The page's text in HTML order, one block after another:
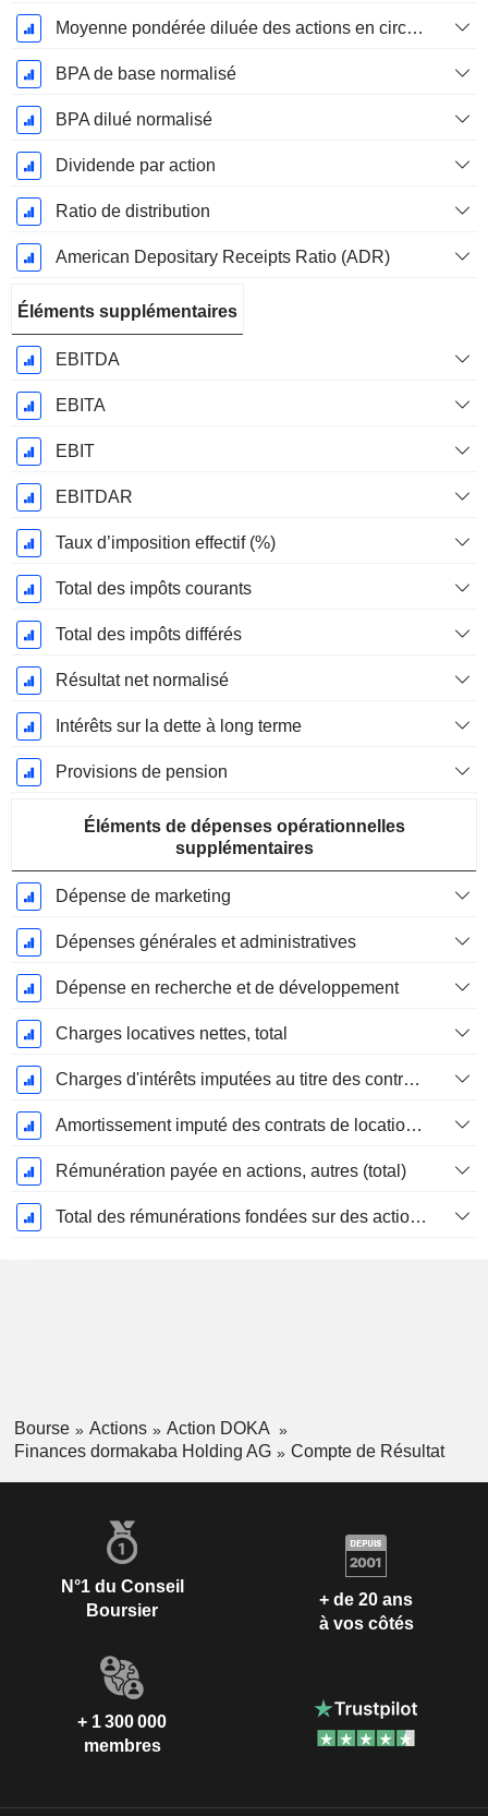
Moyenne pondérée diluée des actions en circulation
BPA de base normalisé
BPA dilué normalisé
Dividende par action
Ratio de distribution
American Depositary Receipts Ratio (ADR)
Éléments supplémentaires
EBITDA
EBITA
EBIT
EBITDAR
Taux d’imposition effectif (%)
Total des impôts courants
Total des impôts différés
Résultat net normalisé
Intérêts sur la dette à long terme
Provisions de pension
Éléments de dépenses opérationnelles
supplémentaires
Dépense de marketing
Dépenses générales et administratives
Dépense en recherche et de développement
Charges locatives nettes, total
Charges d'intérêts imputées au titre des contrats de location
Amortissement imputé des contrats de location simple
Rémunération payée en actions, autres (total)
Total des rémunérations fondées sur des actions
Bourse Actions
Action DOKA
Finances dormakaba Holding AG
Compte de Résultat
N°1 du Conseil
Boursier
+ de 20 ans
à vos côtés
+ 1 300 000
membres